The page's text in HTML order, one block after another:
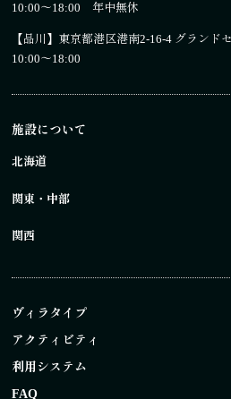
10:00～18:00 年中無休
【品川】 東京都港区港南2-16-4 グランド
10:00～18:00
施設について
北海道
関東・中部
関西
ヴィラタイプ
アクティビティ
利用システム
FAQ